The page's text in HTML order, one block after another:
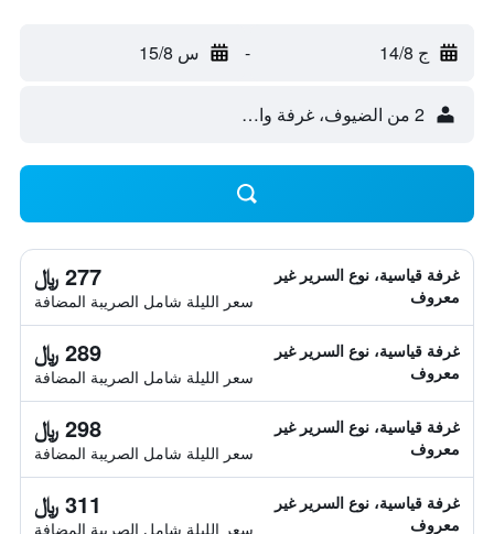
ج 14/8 - س 15/8
2 من الضيوف، غرفة واحدة
غرفة قياسية، نوع السرير غير
معروف
277 ﷼
سعر الليلة شامل الصريبة المضافة
غرفة قياسية، نوع السرير غير
معروف
289 ﷼
سعر الليلة شامل الصريبة المضافة
غرفة قياسية، نوع السرير غير
معروف
298 ﷼
سعر الليلة شامل الصريبة المضافة
غرفة قياسية، نوع السرير غير
معروف
311 ﷼
سعر الليلة شامل الصريبة المضافة